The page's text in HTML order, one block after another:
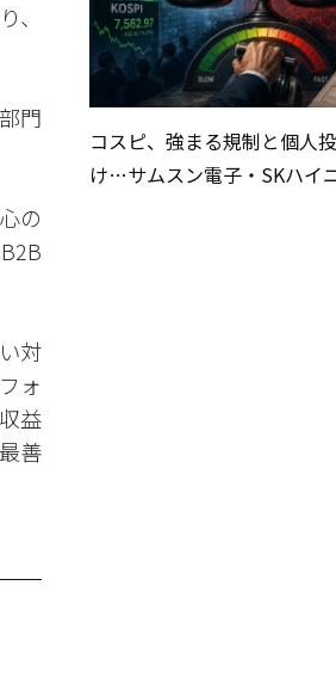
門
の
対
ォ
益
善
コスピ、強まる規制と個人
け…サムスン電子・SKハイ